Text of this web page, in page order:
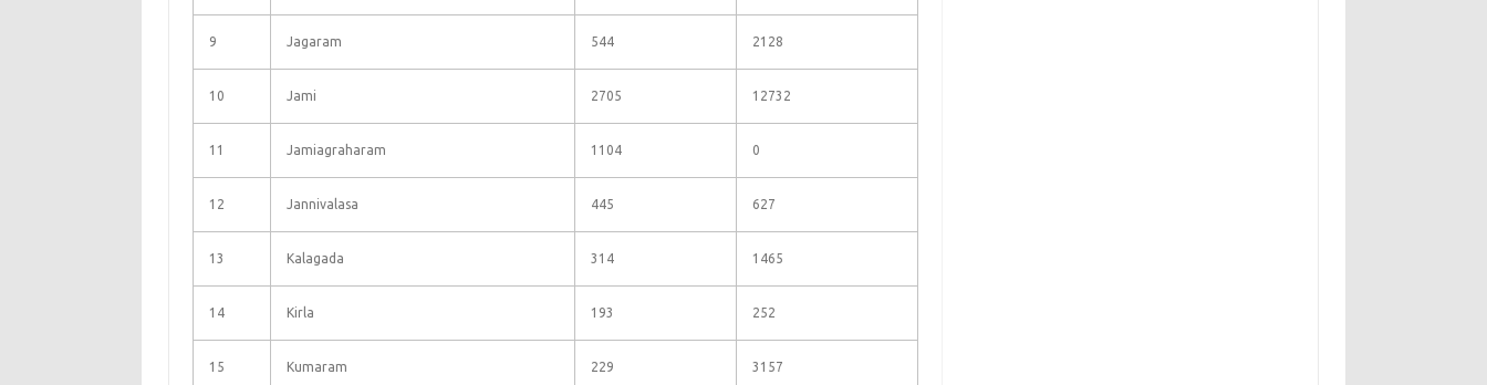
9 Jagaram 544 2128
10 Jami 2705 12732
11 Jamiagraharam 1104 0
12 Jannivalasa 445 627
13 Kalagada 314 1465
14 Kirla 193 252
15 Kumaram 229 3157